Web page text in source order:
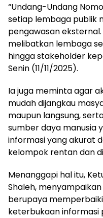
“Undang-Undang
setiap lembaga publik
pengawasan
melibatkan lembaga
hingga stakeholder
Senin (11/11/2025).
Ia juga meminta agar
mudah dijangkau
maupun langsung,
sumber daya manusia
informasi yang akurat
kelompok rentan dan
Menanggapi hal itu,
Shaleh,
berupaya
keterbukaan informasi